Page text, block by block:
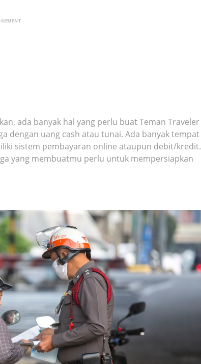
ada banyak hal yang perlu buat Teman Traveler
dengan uang cash atau tunai. Ada banyak tempat
sistem pembayaran online ataupun debit/kredit.
yang membuatmu perlu untuk mempersiapkan